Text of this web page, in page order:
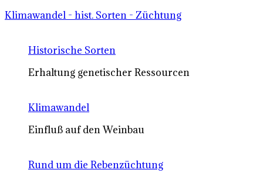
Klimawandel - hist. Sorten - Züchtung
Historische Sorten
Erhaltung genetischer Ressourcen
Klimawandel
Einfluß auf den Weinbau
Rund um die Rebenzüchtung